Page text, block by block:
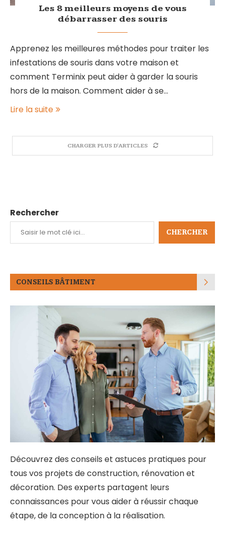
Les 8 meilleurs moyens de vous
débarrasser des souris
Apprenez les meilleures méthodes pour traiter les
infestations de souris dans votre maison et
comment Terminix peut aider à garder la souris
hors de la maison. Comment aider à se…
Lire la suite
CHARGER PLUS D'ARTICLES
Rechercher
CHERCHER
CONSEILS BÂTIMENT
Découvrez des conseils et astuces pratiques pour
tous vos projets de construction, rénovation et
décoration. Des experts partagent leurs
connaissances pour vous aider à réussir chaque
étape, de la conception à la réalisation.